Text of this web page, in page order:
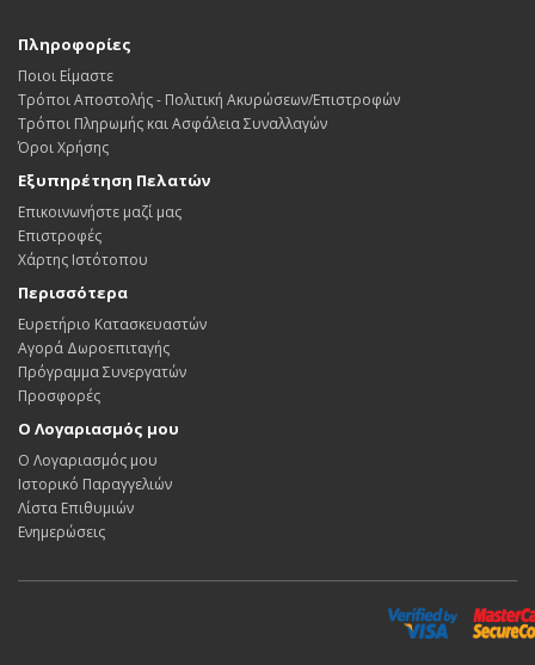
Πληροφορίες
Ποιοι Είμαστε
Τρόποι Αποστολής - Πολιτική Ακυρώσεων/Επιστροφών
Τρόποι Πληρωμής και Ασφάλεια Συναλλαγών
Όροι Χρήσης
Εξυπηρέτηση Πελατών
Επικοινωνήστε μαζί μας
Επιστροφές
Χάρτης Ιστότοπου
Περισσότερα
Ευρετήριο Κατασκευαστών
Αγορά Δωροεπιταγής
Πρόγραμμα Συνεργατών
Προσφορές
Ο Λογαριασμός μου
Ο Λογαριασμός μου
Ιστορικό Παραγγελιών
Λίστα Επιθυμιών
Ενημερώσεις